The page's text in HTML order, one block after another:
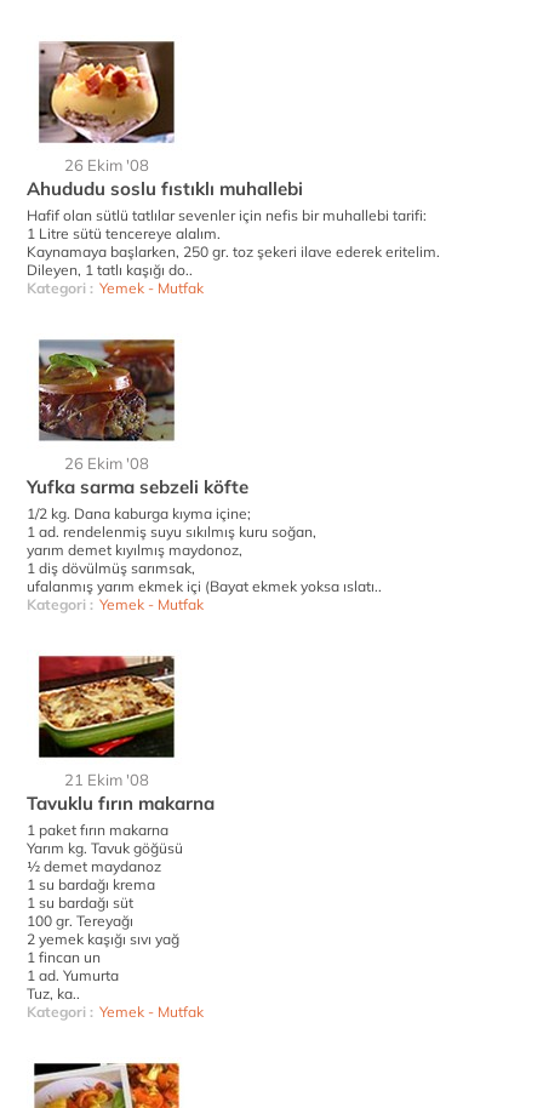
26 Ekim '08
Ahududu soslu fıstıklı muhallebi
Hafif olan sütlü tatlılar sevenler için nefis bir muhallebi tarifi:
1 Litre sütü tencereye alalım.
Kaynamaya başlarken, 250 gr. toz şekeri ilave ederek eritelim.
Dileyen, 1 tatlı kaşığı do..
Kategori : Yemek - Mutfak
26 Ekim '08
Yufka sarma sebzeli köfte
1/2 kg. Dana kaburga kıyma içine;
1 ad. rendelenmiş suyu sıkılmış kuru soğan,
yarım demet kıyılmış maydonoz,
1 diş dövülmüş sarımsak,
ufalanmış yarım ekmek içi (Bayat ekmek yoksa ıslatı..
Kategori : Yemek - Mutfak
21 Ekim '08
Tavuklu fırın makarna
1 paket fırın makarna
Yarım kg. Tavuk göğüsü
½ demet maydanoz
1 su bardağı krema
1 su bardağı süt
100 gr. Tereyağı
2 yemek kaşığı sıvı yağ
1 fincan un
1 ad. Yumurta
Tuz, ka..
Kategori : Yemek - Mutfak